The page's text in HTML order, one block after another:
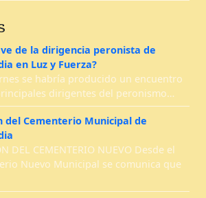
de la dirigencia peronista de
en Luz y Fuerza?
se habría producido un encuentro
dirigentes del peronismo…
del Cementerio Municipal de
DEL CEMENTERIO NUEVO Desde el
Nuevo Municipal se comunica que